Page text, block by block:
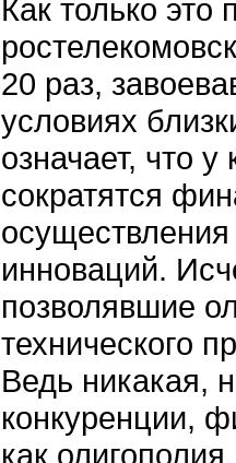
Как только это
20 раз,
условиях
означает, что у
сократятся
осуществления
инноваций.
позволявшие
технического
Ведь никакая,
конкуренции,
как